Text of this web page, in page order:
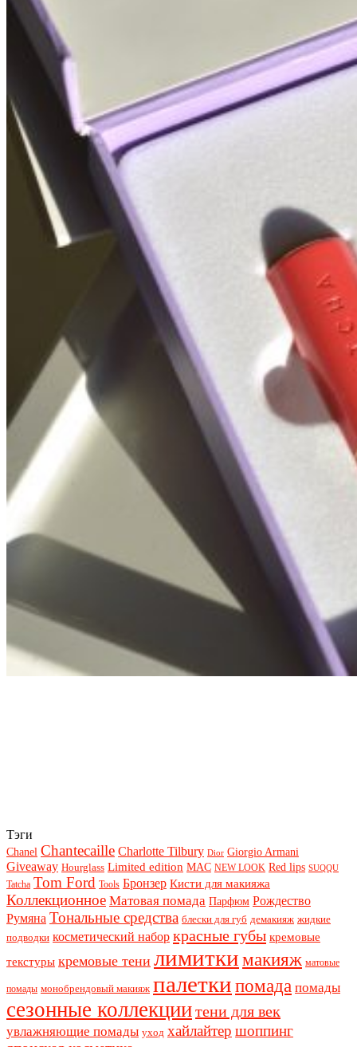
Тэги
Chanel Chantecaille Charlotte Tilbury Dior Giorgio Armani
Giveaway Hourglass Limited edition MAC NEW LOOK Red lips SUQQU
Tatcha Tom Ford Tools Бронзер Кисти для макияжа
Коллекционное Матовая помада Парфюм Рождество
Румяна Тональные средства блески для губ демакияж жидкие
подводки косметический набор красные губы кремовые
текстуры кремовые тени лимиткимакияж матовые
помады монобрендовый макияж палеткипомада помады
сезонные коллекциитени для век
увлажняющие помады уход хайлайтер шоппинг